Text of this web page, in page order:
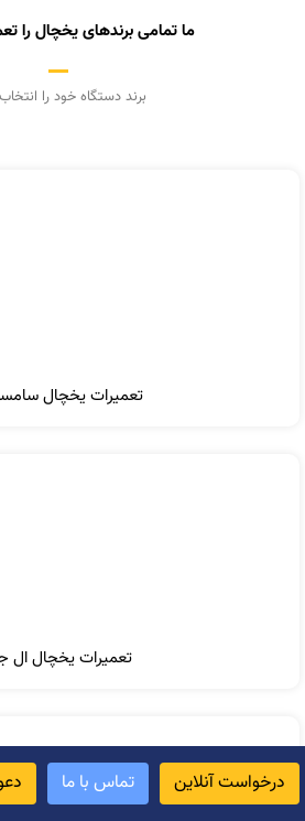
ما تمامی برندهای یخچال را
برند دستگاه خود را
تعمیرات یخچال
تعمیرات یخچال ال
درخواست آنلاین تماس با ما